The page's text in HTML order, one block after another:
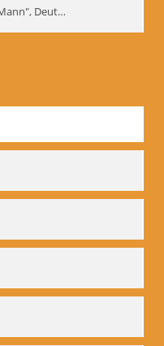
Inszenierung "Mann ist Mann", Deutsches Theater Berlin, 1997